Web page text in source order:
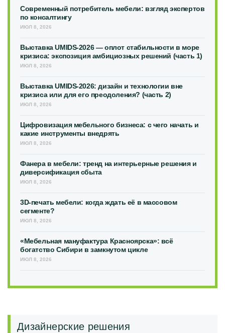
Современный потребитель мебели: взгляд экспертов
по консалтингу
ИЮЛ 8, 2026
Выставка UMIDS-2026 — оплот стабильности в море
кризиса: экспозиция амбициозных решений (часть 1)
ИЮЛ 8, 2026
Выставка UMIDS-2026: дизайн и технологии вне
кризиса или для его преодоления? (часть 2)
ИЮЛ 8, 2026
Цифровизация мебельного бизнеса: с чего начать и
какие инструменты внедрять
ИЮЛ 8, 2026
Фанера в мебели: тренд на интерьерные решения и
диверсификация сбыта
ИЮЛ 8, 2026
3D-печать мебели: когда ждать её в массовом
сегменте?
ИЮЛ 8, 2026
«Мебельная мануфактура Красноярска»: всё
богатство Сибири в замкнутом цикле
ИЮЛ 8, 2026
Дизайнерские решения